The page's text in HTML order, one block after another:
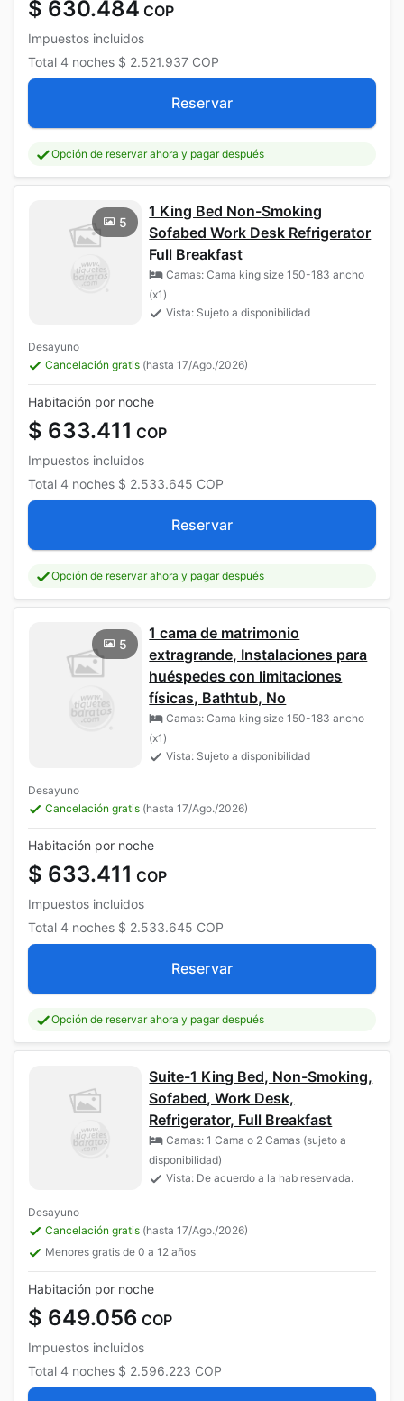
$ 630.484 COP
Impuestos incluidos
Total 4 noches $ 2.521.937 COP
Reservar
Opción de reservar ahora y pagar después
5
1 King Bed Non-Smoking
Sofabed Work Desk Refrigerator
Full Breakfast
Camas: Cama king size 150-183 ancho
(x1)
Vista: Sujeto a disponibilidad
Desayuno
Cancelación gratis (hasta 17/Ago./2026)
Habitación por noche
$ 633.411 COP
Impuestos incluidos
Total 4 noches $ 2.533.645 COP
Reservar
Opción de reservar ahora y pagar después
5
1 cama de matrimonio
extragrande, Instalaciones para
huéspedes con limitaciones
físicas, Bathtub, No
Camas: Cama king size 150-183 ancho
(x1)
Vista: Sujeto a disponibilidad
Desayuno
Cancelación gratis (hasta 17/Ago./2026)
Habitación por noche
$ 633.411 COP
Impuestos incluidos
Total 4 noches $ 2.533.645 COP
Reservar
Opción de reservar ahora y pagar después
Suite-1 King Bed, Non-Smoking,
Sofabed, Work Desk,
Refrigerator, Full Breakfast
Camas: 1 Cama o 2 Camas (sujeto a
disponibilidad)
Vista: De acuerdo a la hab reservada.
Desayuno
Cancelación gratis (hasta 17/Ago./2026)
Menores gratis de 0 a 12 años
Habitación por noche
$ 649.056 COP
Impuestos incluidos
Total 4 noches $ 2.596.223 COP